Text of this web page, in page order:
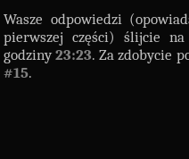
Wasze odpowiedzi
pierwszej części) ślijcie
godziny23:23. Za zdobycie
#15.